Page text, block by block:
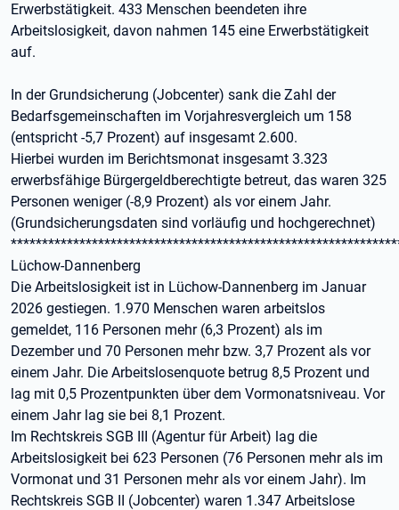
Erwerbstätigkeit. 433 Menschen beendeten ihre
Arbeitslosigkeit, davon nahmen 145 eine Erwerbstätigkeit
auf.
In der Grundsicherung (Jobcenter) sank die Zahl der
Bedarfsgemeinschaften im Vorjahresvergleich um 158
(entspricht -5,7 Prozent) auf insgesamt 2.600.
Hierbei wurden im Berichtsmonat insgesamt 3.323
erwerbsfähige Bürgergeldberechtigte betreut, das waren 325
Personen weniger (-8,9 Prozent) als vor einem Jahr.
(Grundsicherungsdaten sind vorläufig und hochgerechnet)
Lüchow-Dannenberg
Die Arbeitslosigkeit ist in Lüchow-Dannenberg im Januar
2026 gestiegen. 1.970 Menschen waren arbeitslos
gemeldet, 116 Personen mehr (6,3 Prozent) als im
Dezember und 70 Personen mehr bzw. 3,7 Prozent als vor
einem Jahr. Die Arbeitslosenquote betrug 8,5 Prozent und
lag mit 0,5 Prozentpunkten über dem Vormonatsniveau. Vor
einem Jahr lag sie bei 8,1 Prozent.
Im Rechtskreis SGB III (Agentur für Arbeit) lag die
Arbeitslosigkeit bei 623 Personen (76 Personen mehr als im
Vormonat und 31 Personen mehr als vor einem Jahr). Im
Rechtskreis SGB II (Jobcenter) waren 1.347 Arbeitslose